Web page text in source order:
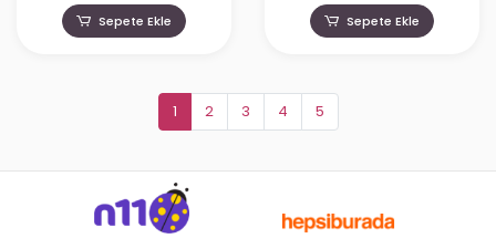
Sepete Ekle Sepete Ekle
1 2 3 4 5